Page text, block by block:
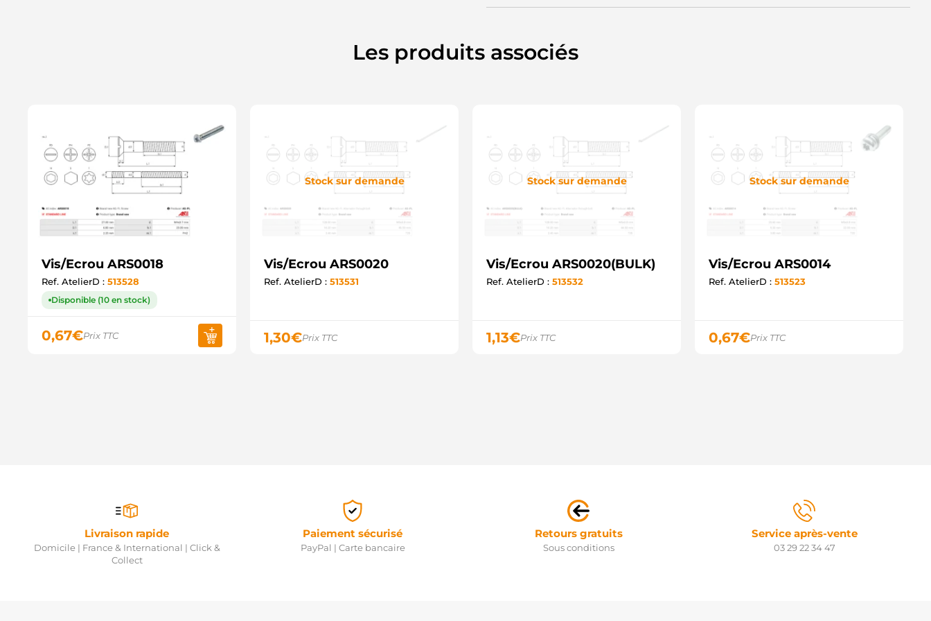
Les produits associés
Vis/Ecrou ARS0018
Ref. AtelierD : 513528
Disponible (10 en stock)
0,67€Prix TTC
Stock sur demande
Vis/Ecrou ARS0020
Ref. AtelierD : 513531
1,30€Prix TTC
Stock sur demande
Vis/Ecrou ARS0020(BULK)
Ref. AtelierD : 513532
1,13€Prix TTC
Stock sur demande
Vis/Ecrou ARS0014
Ref. AtelierD : 513523
0,67€Prix TTC
Livraison rapide
Domicile | France & International | Click &
Collect
Paiement sécurisé
PayPal | Carte bancaire
Retours gratuits
Sous conditions
Service après-vente
03 29 22 34 47